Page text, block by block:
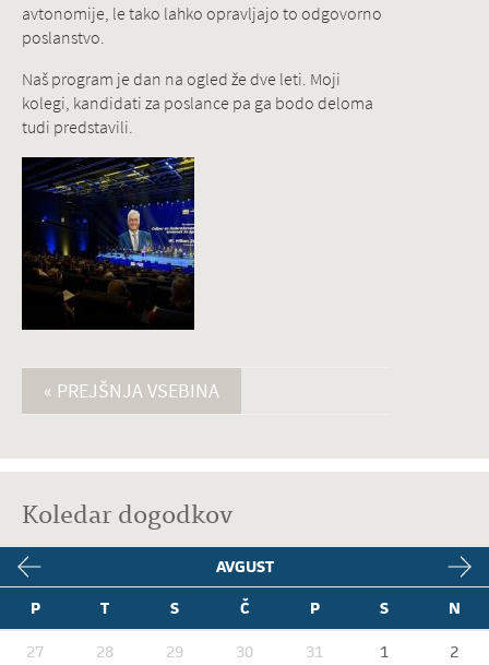
avtonomije, le tako lahko opravljajo to odgovorno
poslanstvo.
Naš program je dan na ogled že dve leti. Moji
kolegi, kandidati za poslance pa ga bodo deloma
tudi predstavili.
« PREJŠNJA VSEBINA
Koledar dogodkov
AVGUST
P
T S Č P S N
27 28 29 30 31 1
2